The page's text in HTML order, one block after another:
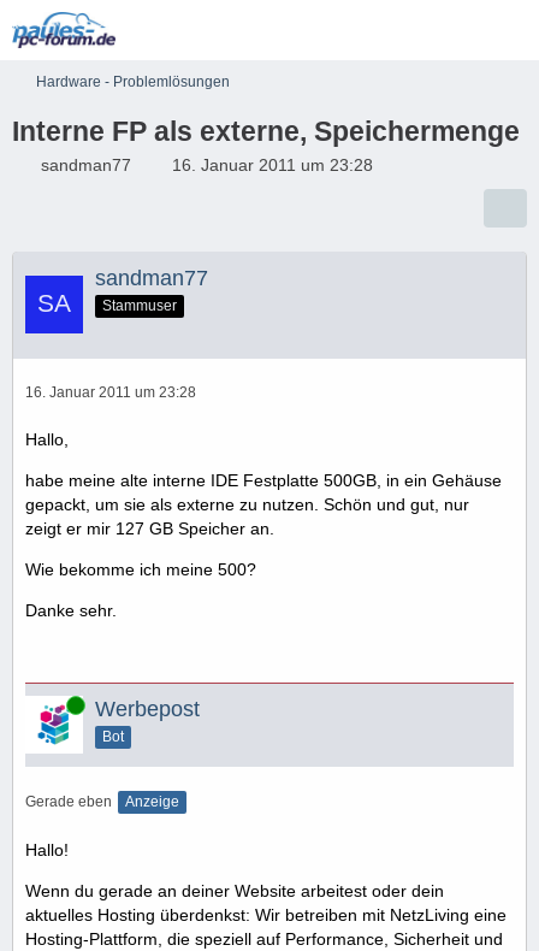
Hardware - Problemlösungen
Interne FP als externe, Speichermenge
sandman77 16. Januar 2011 um 23:28
sandman77
Stammuser
16. Januar 2011 um 23:28
Hallo,
habe meine alte interne IDE Festplatte 500GB, in ein Gehäuse
gepackt, um sie als externe zu nutzen. Schön und gut, nur
zeigt er mir 127 GB Speicher an.
Wie bekomme ich meine 500?
Danke sehr.
Online Werbepost
Bot
Gerade eben Anzeige
Hallo!
Wenn du gerade an deiner Website arbeitest oder dein
aktuelles Hosting überdenkst: Wir betreiben mit NetzLiving eine
Hosting-Plattform, die speziell auf Performance, Sicherheit und